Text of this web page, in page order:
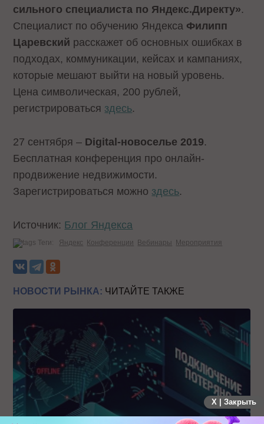
сильного специалиста по Яндекс.Директу».
Cпециалист по обучению Яндекса Филипп
Царевский расскажет об основных ошибках в
подходах, коммуникации, кейсах и кампаниях,
которые мешают выйти на новый уровень.
Цена символическая, 200 рублей,
регистрироваться здесь.
27 сентября – Digital-новоселье 2019.
Бесплатная конференция про онлайн-
продвижение недвижимости.
Зарегистрироваться можно здесь.
Источник: Блог Яндекса
Теги: Яндекс Конференции Вебинары Мероприятия
НОВОСТИ РЫНКА: ЧИТАЙТЕ ТАКЖЕ
X | Закрыть